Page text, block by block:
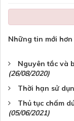
Những tin mới hơn
Nguyên tắc và
(26/08/2020)
Thời hạn sử
Thủ tục chấm
(05/06/2021)